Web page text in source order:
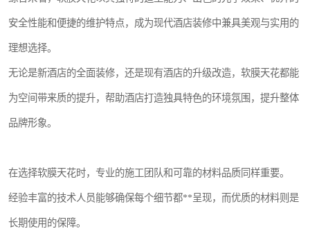
安全性能和便捷的维护特点，成为现代酒店装修中兼具美观与实用的
理想选择。
无论是新酒店的全面装修，还是现有酒店的升级改造，软膜天花都能
为空间带来质的提升，帮助酒店打造独具特色的环境氛围，提升整体
品牌形象。
在选择软膜天花时，专业的施工团队和可靠的材料品质同样重要。
经验丰富的技术人员能够确保每个细节都**呈现，而优质的材料则是
长期使用的保障。